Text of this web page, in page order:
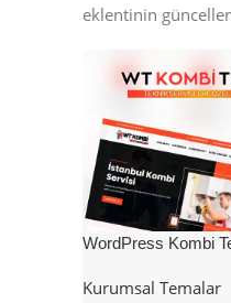
eklentinin
WordPress Kombi
Kurumsal Temalar